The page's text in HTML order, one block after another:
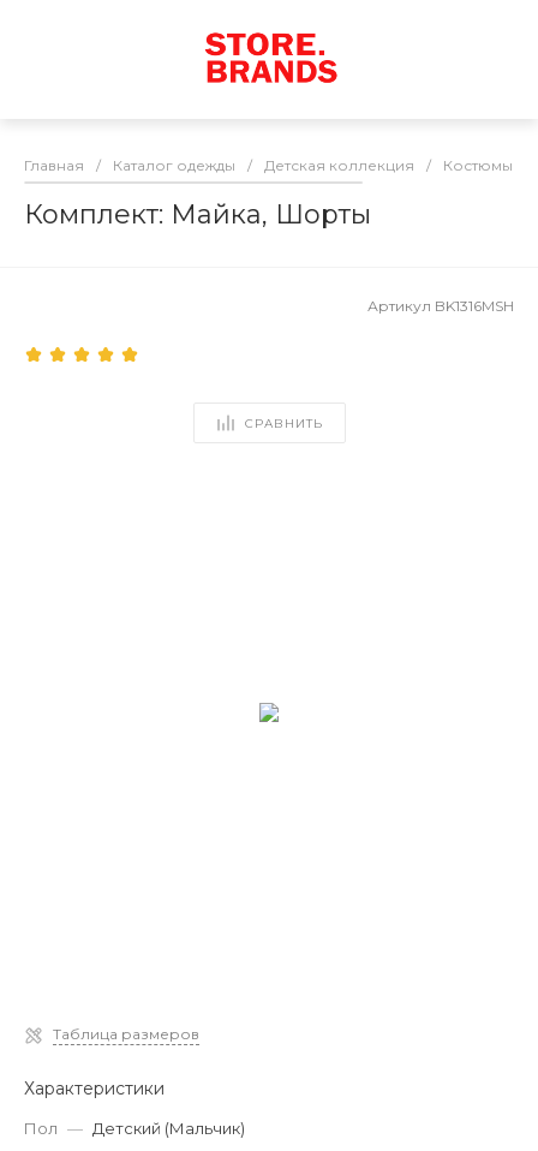
Главная / Каталог одежды / Детская коллекция / Костюмы
Комплект: Майка, Шорты
Артикул BK1316MSH
СРАВНИТЬ
Таблица размеров
Характеристики
Пол — Детский (Мальчик)